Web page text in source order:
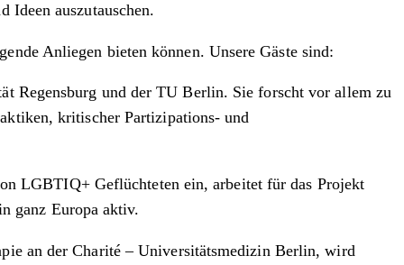
Ideen auszutauschen.
Anliegen bieten können. Unsere Gäste sind:
Regensburg und der TU Berlin. Sie forscht vor allem zu
kritischer Partizipations- und
LGBTIQ+ Geflüchteten ein, arbeitet für das Projekt
ganz Europa aktiv.
an der Charité – Universitätsmedizin Berlin, wird